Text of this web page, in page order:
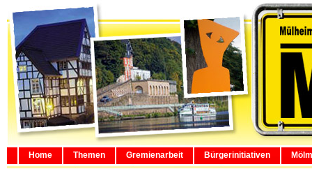
Home Themen Gremienarbeit Bürgerinitiativen